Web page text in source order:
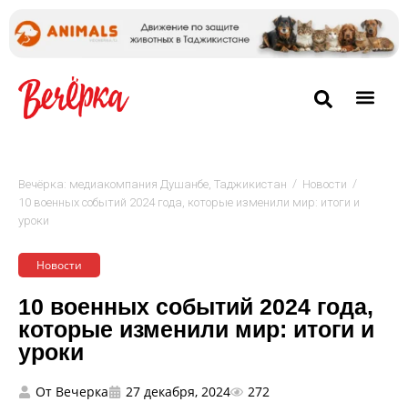
Вечёрка: медиакомпания Душанбе, Таджикистан / Новости /
10 военных событий 2024 года, которые изменили мир: итоги и
уроки
Новости
10 военных событий 2024 года,
которые изменили мир: итоги и
уроки
От Вечерка 27 декабря, 2024 272